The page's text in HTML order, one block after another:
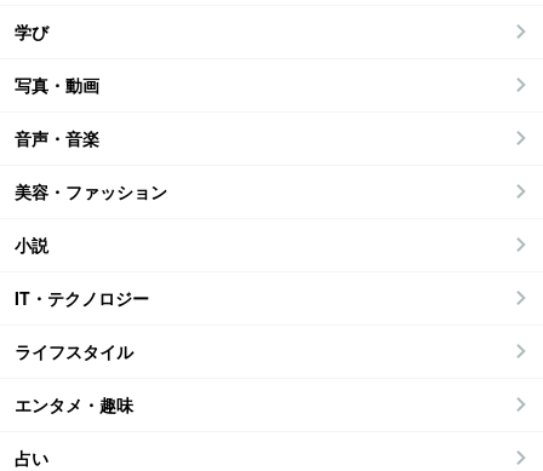
学び
写真・動画
音声・音楽
美容・ファッション
小説
IT・テクノロジー
ライフスタイル
エンタメ・趣味
占い